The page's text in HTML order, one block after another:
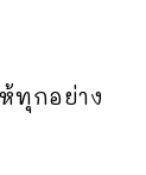
ทุกอย่าง